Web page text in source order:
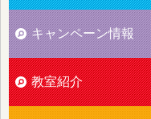
キャンペーン情報
教室紹介